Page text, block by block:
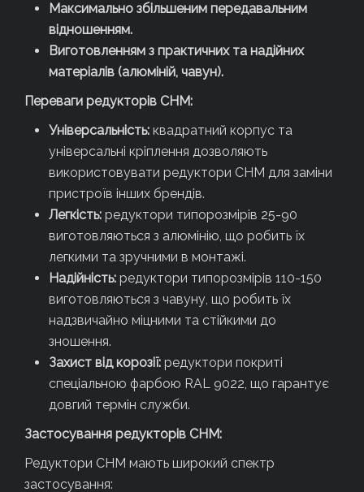
Максимально збільшеним передавальним
відношенням.
Виготовленням з практичних та надійних
матеріалів (алюміній, чавун).
Переваги редукторів CHM:
Універсальність: квадратний корпус та
універсальні кріплення дозволяють
використовувати редуктори CHM для заміни
пристроїв інших брендів.
Легкість: редуктори типорозмірів 25-90
виготовляються з алюмінію, що робить їх
легкими та зручними в монтажі.
Надійність: редуктори типорозмірів 110-150
виготовляються з чавуну, що робить їх
надзвичайно міцними та стійкими до
зношення.
Захист від корозії: редуктори покриті
спеціальною фарбою RAL 9022, що гарантує
довгий термін служби.
Застосування редукторів CHM:
Редуктори CHM мають широкий спектр
застосування: